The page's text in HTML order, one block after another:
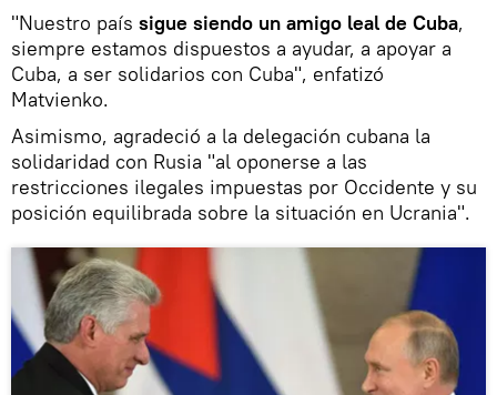
"Nuestro país sigue siendo un amigo leal de Cuba,
siempre estamos dispuestos a ayudar, a apoyar a
Cuba, a ser solidarios con Cuba", enfatizó
Matvienko.
Asimismo, agradeció a la delegación cubana la
solidaridad con Rusia "al oponerse a las
restricciones ilegales impuestas por Occidente y su
posición equilibrada sobre la situación en Ucrania".